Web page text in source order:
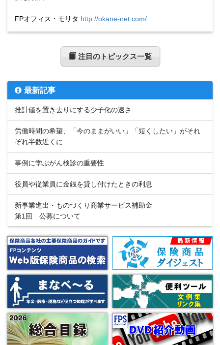
FPオフィス・モリタ http://okane-net.com/
注目のトピックス一覧
最新記事
推計値を置き去りにする少子化の速さ
労働時間の希望、「今のままがいい」「短くしたい」がそれ
ぞれ半数近くに
事例に学ぶがん検診の重要性
役員や従業員に金銭を貸し付けたときの利息
新事業進出・ものづくり商業サービス補助金
第1回 公募について